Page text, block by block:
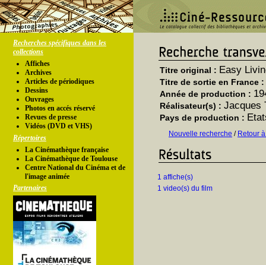
Recherches spécifiques dans les
collections
Affiches
Archives
Articles de périodiques
Dessins
Ouvrages
Photos en accés réservé
Revues de presse
Vidéos (DVD et VHS)
Répertoires
La Cinémathèque française
La Cinémathèque de Toulouse
Centre National du Cinéma et de
l'image animée
Partenaires
Titre original : Easy
Titre de sortie en France :
Année de production :
Réalisateur(s) : Jacques
Pays de production :
Nouvelle recherche / Retour
1 affiche(s)
1 video(s) du film